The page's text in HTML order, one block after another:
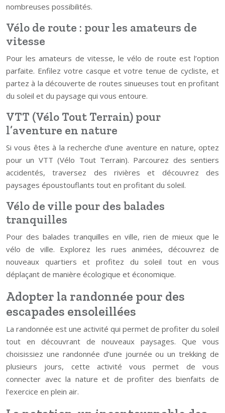
nombreuses possibilités.
Vélo de route : pour les amateurs de
vitesse
Pour les amateurs de vitesse, le vélo de route est l’option
parfaite. Enfilez votre casque et votre tenue de cycliste, et
partez à la découverte de routes sinueuses tout en profitant
du soleil et du paysage qui vous entoure.
VTT (Vélo Tout Terrain) pour
l’aventure en nature
Si vous êtes à la recherche d’une aventure en nature, optez
pour un VTT (Vélo Tout Terrain). Parcourez des sentiers
accidentés, traversez des rivières et découvrez des
paysages époustouflants tout en profitant du soleil.
Vélo de ville pour des balades
tranquilles
Pour des balades tranquilles en ville, rien de mieux que le
vélo de ville. Explorez les rues animées, découvrez de
nouveaux quartiers et profitez du soleil tout en vous
déplaçant de manière écologique et économique.
Adopter la randonnée pour des
escapades ensoleillées
La randonnée est une activité qui permet de profiter du soleil
tout en découvrant de nouveaux paysages. Que vous
choisissiez une randonnée d’une journée ou un trekking de
plusieurs jours, cette activité vous permet de vous
connecter avec la nature et de profiter des bienfaits de
l’exercice en plein air.